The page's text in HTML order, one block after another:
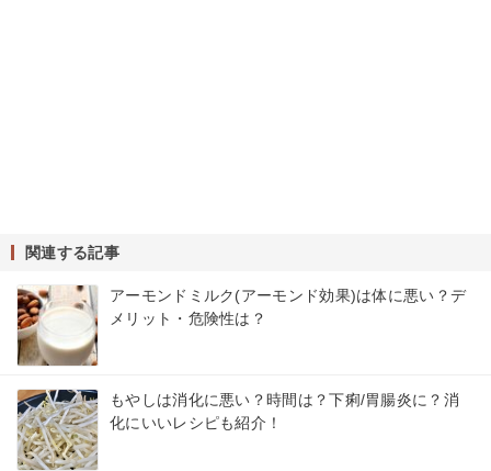
関連する記事
アーモンドミルク(アーモンド効果)は体に悪い？デ
メリット・危険性は？
もやしは消化に悪い？時間は？下痢/胃腸炎に？消
化にいいレシピも紹介！